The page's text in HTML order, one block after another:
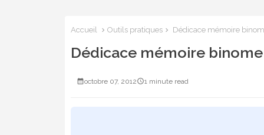
Accueil Outils pratiques Dédicace mémoire
Dédicace mémoire
octobre 07, 2012 1 minute read